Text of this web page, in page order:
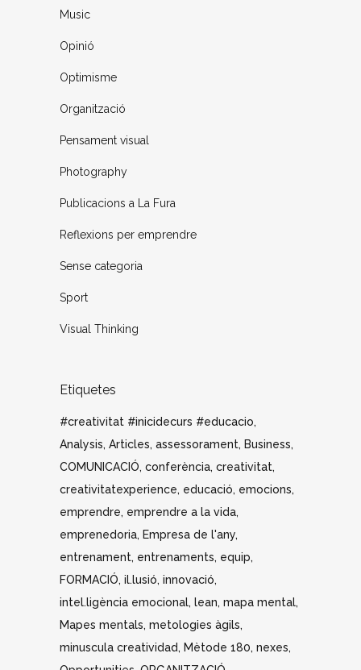
Music
Opinió
Optimisme
Organització
Pensament visual
Photography
Publicacions a La Fura
Reflexions per emprendre
Sense categoria
Sport
Visual Thinking
Etiquetes
#creativitat #inicidecurs #educacio
Analysis Articles assessorament Business
COMUNICACIÓ conferència creativitat
creativitatexperience educació emocions
emprendre emprendre a la vida
emprenedoria Empresa de l'any
entrenament entrenaments equip
FORMACIÓ il.lusió innovació
intel.ligència emocional lean mapa mental
Mapes mentals metologies àgils
minuscula creatividad
Mètode 180 nexes